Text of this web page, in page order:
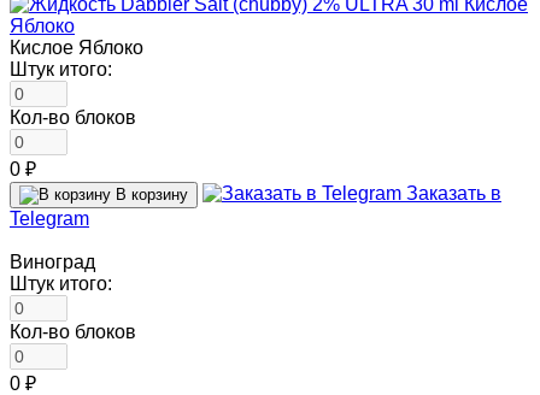
Кислое Яблоко
Штук итого:
Кол-во блоков
0 ₽
В корзину
Заказать в
Telegram
Виноград
Штук итого:
Кол-во блоков
0 ₽